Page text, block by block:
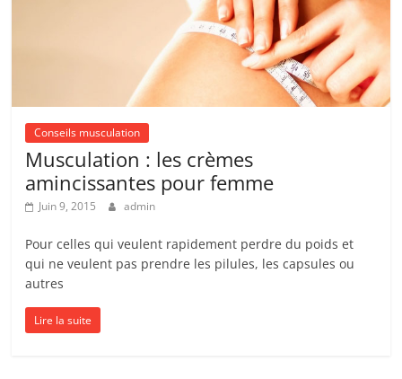
Conseils musculation
Musculation : les crèmes
amincissantes pour femme
Juin 9, 2015 admin
Pour celles qui veulent rapidement perdre du poids et
qui ne veulent pas prendre les pilules, les capsules ou
autres
Lire la suite